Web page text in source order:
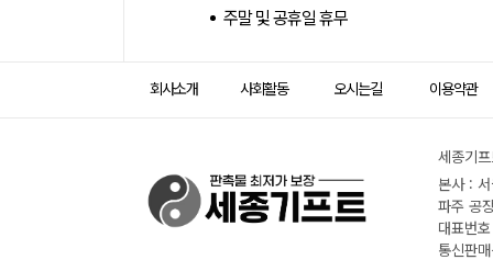
주말 및 공휴일 휴무
회사소개 사회활동 오시는길 이용약관
세종기
본사 :
파주 공
대표번
통신판